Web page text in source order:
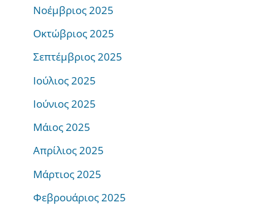
Νοέμβριος 2025
Οκτώβριος 2025
Σεπτέμβριος 2025
Ιούλιος 2025
Ιούνιος 2025
Μάιος 2025
Απρίλιος 2025
Μάρτιος 2025
Φεβρουάριος 2025